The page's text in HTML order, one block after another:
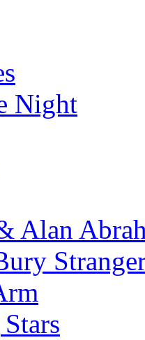
Night
Alan